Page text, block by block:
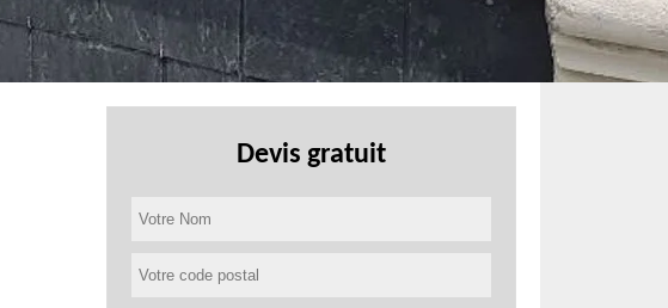
Devis gratuit